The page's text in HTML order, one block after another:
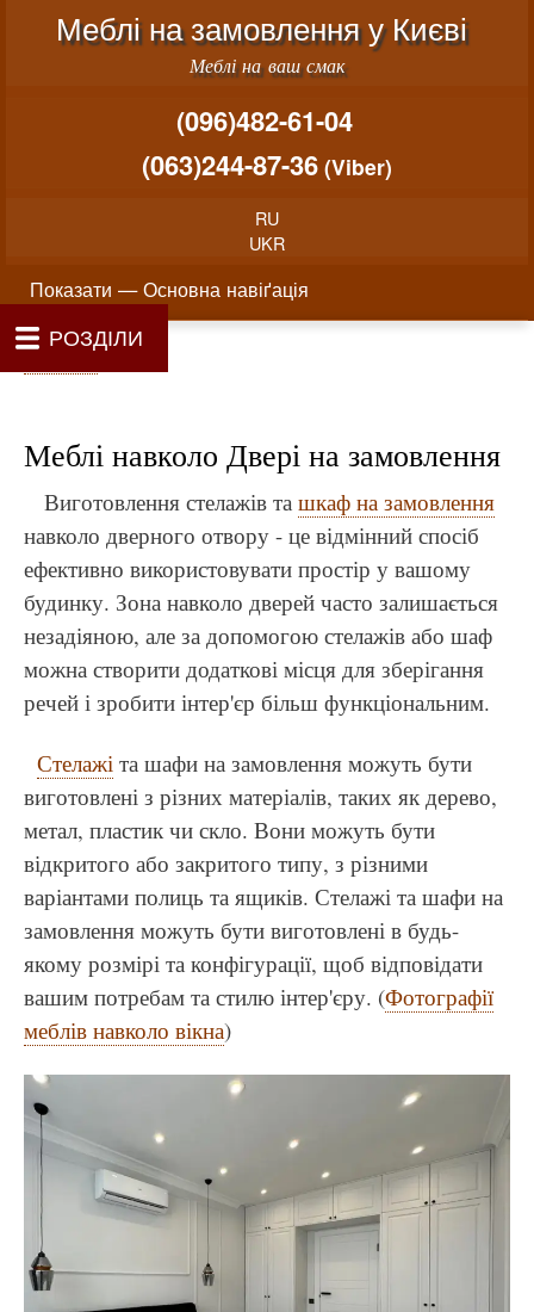
Перейти до основного
Меню облікового запису користувача
Меблі на замовлення у Києві
Меблі на ваш смак
(096)482-61-04
(063)244-87-36 (Viber)
RU
UKR
Основна навіґація
Показати — Основна навіґація
Як проводиться замовлення меблів
Вартість виготовлення меблів
Рядок навіґації
Головна
Меблі навколо Двері на замовлення
Виготовлення стелажів та шкаф на замовлення
навколо дверного отвору - це відмінний спосіб
ефективно використовувати простір у вашому
будинку. Зона навколо дверей часто залишається
незадіяною, але за допомогою стелажів або шаф
можна створити додаткові місця для зберігання
речей і зробити інтер'єр більш функціональним.
Стелажі та шафи на замовлення можуть бути
виготовлені з різних матеріалів, таких як дерево,
метал, пластик чи скло. Вони можуть бути
відкритого або закритого типу, з різними
варіантами полиць та ящиків. Стелажі та шафи на
замовлення можуть бути виготовлені в будь-
якому розмірі та конфігурації, щоб відповідати
вашим потребам та стилю інтер'єру. (Фотографії
меблів навколо вікна)
РОЗДІЛИ